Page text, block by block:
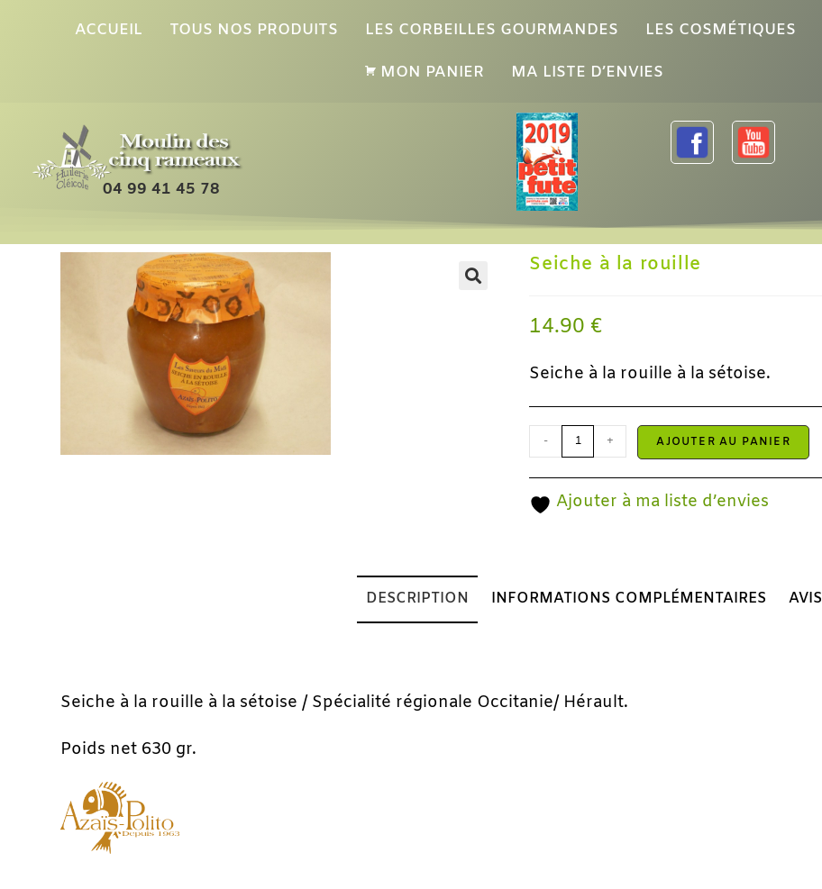
ACCUEIL TOUS NOS PRODUITS LES CORBEILLES GOURMANDES LES COSMÉTIQUES
MON PANIER MA LISTE D’ENVIES
04 99 41 45 78
Seiche à la rouille
14.90 €
Seiche à la rouille à la sétoise.
- + AJOUTER AU PANIER
Ajouter à ma liste d’envies
DESCRIPTION INFORMATIONS COMPLÉMENTAIRES
Seiche à la rouille à la sétoise / Spécialité régionale Occitanie/ Hérault.
Poids net 630 gr.